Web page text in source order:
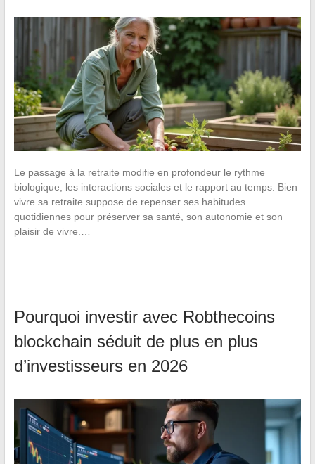
Le passage à la retraite modifie en profondeur le rythme
biologique, les interactions sociales et le rapport au temps. Bien
vivre sa retraite suppose de repenser ses habitudes
quotidiennes pour préserver sa santé, son autonomie et son
plaisir de vivre.…
Pourquoi investir avec Robthecoins
blockchain séduit de plus en plus
d’investisseurs en 2026